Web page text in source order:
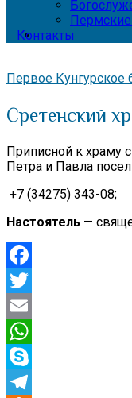
Контакты
Первое Кунгурское
Сретенский
Приписной к храму
Петра и Павла
+7 (34275) 343-08;
Настоятель —
Facebook
Twitter
Email
WhatsApp
Skype